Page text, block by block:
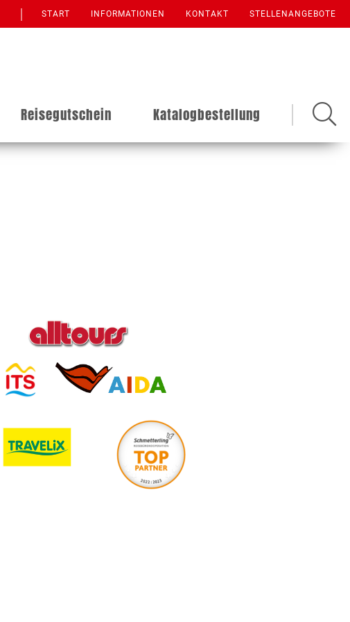
START INFORMATIONEN KONTAKT STELLENANGEBOTE
Reisegutschein Katalogbestellung